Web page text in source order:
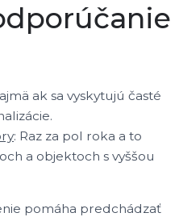
ak sa vyskytujú časté
: Raz za pol roka a to
a objektoch s vyššou
pomáha predchádzať